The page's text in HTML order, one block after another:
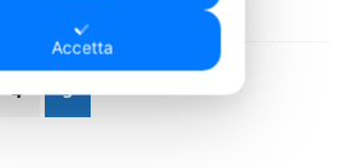
4 5
Accetta